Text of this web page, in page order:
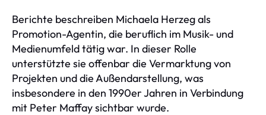
Berichte beschreiben Michaela Herzeg als
Promotion-Agentin, die beruflich im Musik- und
Medienumfeld tätig war. In dieser Rolle
unterstützte sie offenbar die Vermarktung von
Projekten und die Außendarstellung, was
insbesondere in den 1990er Jahren in Verbindung
mit Peter Maffay sichtbar wurde.